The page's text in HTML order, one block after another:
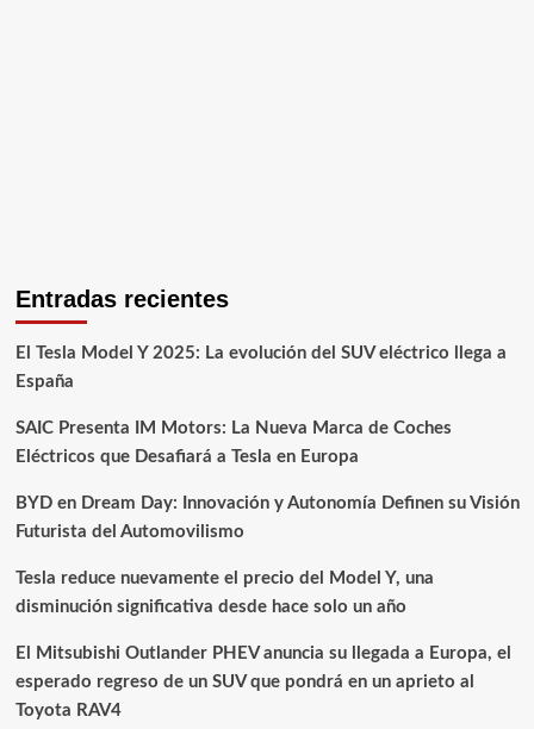
Entradas recientes
El Tesla Model Y 2025: La evolución del SUV eléctrico llega a
España
SAIC Presenta IM Motors: La Nueva Marca de Coches
Eléctricos que Desafiará a Tesla en Europa
BYD en Dream Day: Innovación y Autonomía Definen su Visión
Futurista del Automovilismo
Tesla reduce nuevamente el precio del Model Y, una
disminución significativa desde hace solo un año
El Mitsubishi Outlander PHEV anuncia su llegada a Europa, el
esperado regreso de un SUV que pondrá en un aprieto al
Toyota RAV4